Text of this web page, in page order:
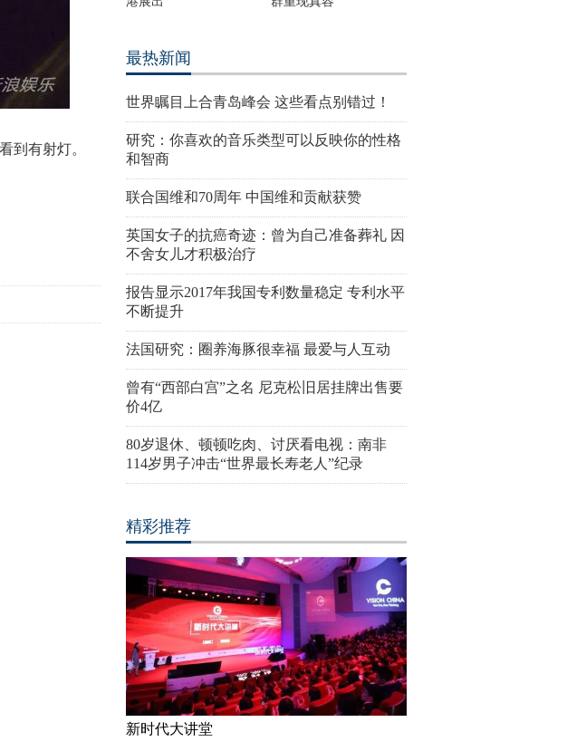
有射灯。
最热新闻
世界瞩目上合青岛峰会 这些看点别错过！
研究：你喜欢的音乐类型可以反映你的性格
和智商
联合国维和70周年 中国维和贡献获赞
英国女子的抗癌奇迹：曾为自己准备葬礼 因
不舍女儿才积极治疗
报告显示2017年我国专利数量稳定 专利水平
不断提升
法国研究：圈养海豚很幸福 最爱与人互动
曾有“西部白宫”之名 尼克松旧居挂牌出售要
价4亿
80岁退休、顿顿吃肉、讨厌看电视：南非
114岁男子冲击“世界最长寿老人”纪录
精彩推荐
新时代大讲堂